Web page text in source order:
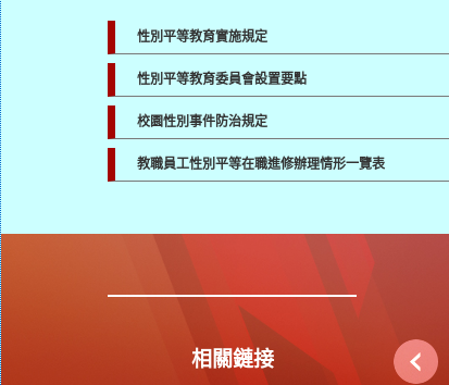
性別平等教育實施規定
性別平等教育委員會設置要點
校園性別事件防治規定
教職員工性別平等在職進修辦理情形一覽表
相關鏈接